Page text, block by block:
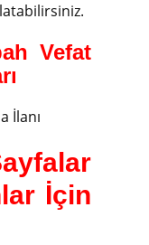
Vefat
İlanı
İçin